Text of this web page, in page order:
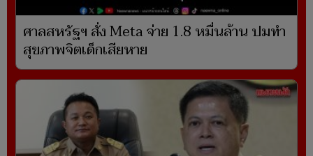
ศาลสหรัฐฯ สั่ง Meta จ่าย 1.8 หมื่นล้าน ปมทำ
สุขภาพจิตเด็กเสียหาย